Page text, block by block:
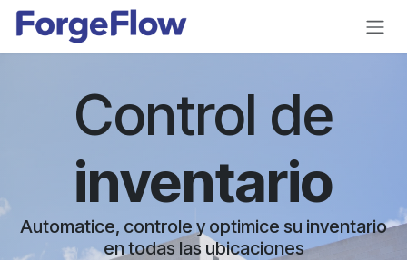
Ir al contenido
Control de
inventario
Automatice, controle y optimice su inventario
en todas las ubicaciones